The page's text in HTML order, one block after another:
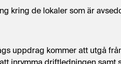
kring de lokaler som är
uppdrag kommer att utgå